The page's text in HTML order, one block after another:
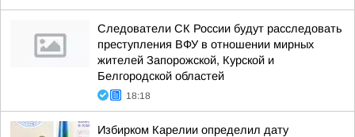
Следователи СК России будут расследовать
преступления ВФУ в отношении мирных
жителей Запорожской, Курской и
Белгородской областей
18:18
Избирком Карелии определил дату